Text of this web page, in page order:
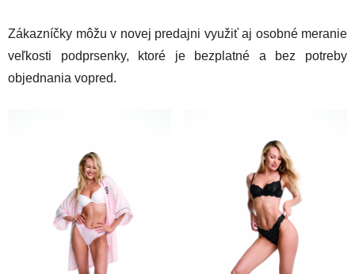
Zákazníčky môžu v novej predajni využiť aj osobné meranie
veľkosti podprsenky, ktoré je bezplatné a bez potreby
objednania vopred.